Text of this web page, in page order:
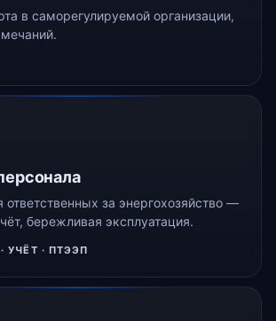
в саморегулируемой организации,
за энергохозяйство —
бережливая эксплуатация.
УЧЁТ · ПТЭЭП